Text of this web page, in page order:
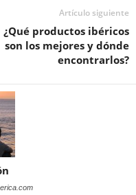
Artículo siguiente
¿Qué productos ibéricos
son los mejores y dónde
encontrarlos?